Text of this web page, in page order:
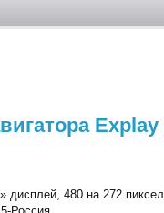
Explay
дисплей, 480 на 272